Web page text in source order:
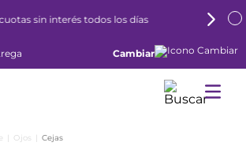
sin interés todos los días
Cambiar
Ojos Cejas